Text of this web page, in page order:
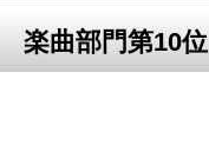
楽曲部門第10